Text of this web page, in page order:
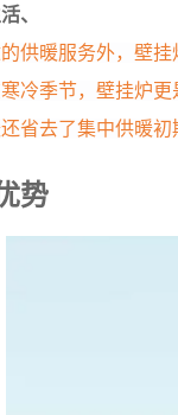
、
供暖服务外，壁
冷季节，壁挂炉
省去了集中供暖
势